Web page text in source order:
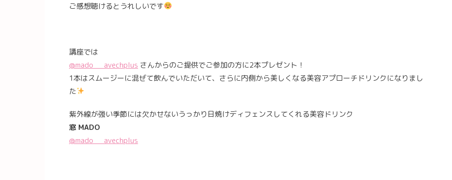
ご感想聴けるとうれしいです
講座では
@mado___avechplus さんからのご提供でご参加の方に2本プレゼント！
1本はスムージーに混ぜて飲んでいただいて、さらに内側から美しくなる美容アプローチドリンクになりまし
た
紫外線が強い季節には欠かせないうっかり日焼けディフェンスしてくれる美容ドリンク
窓 MADO
@mado___avechplus